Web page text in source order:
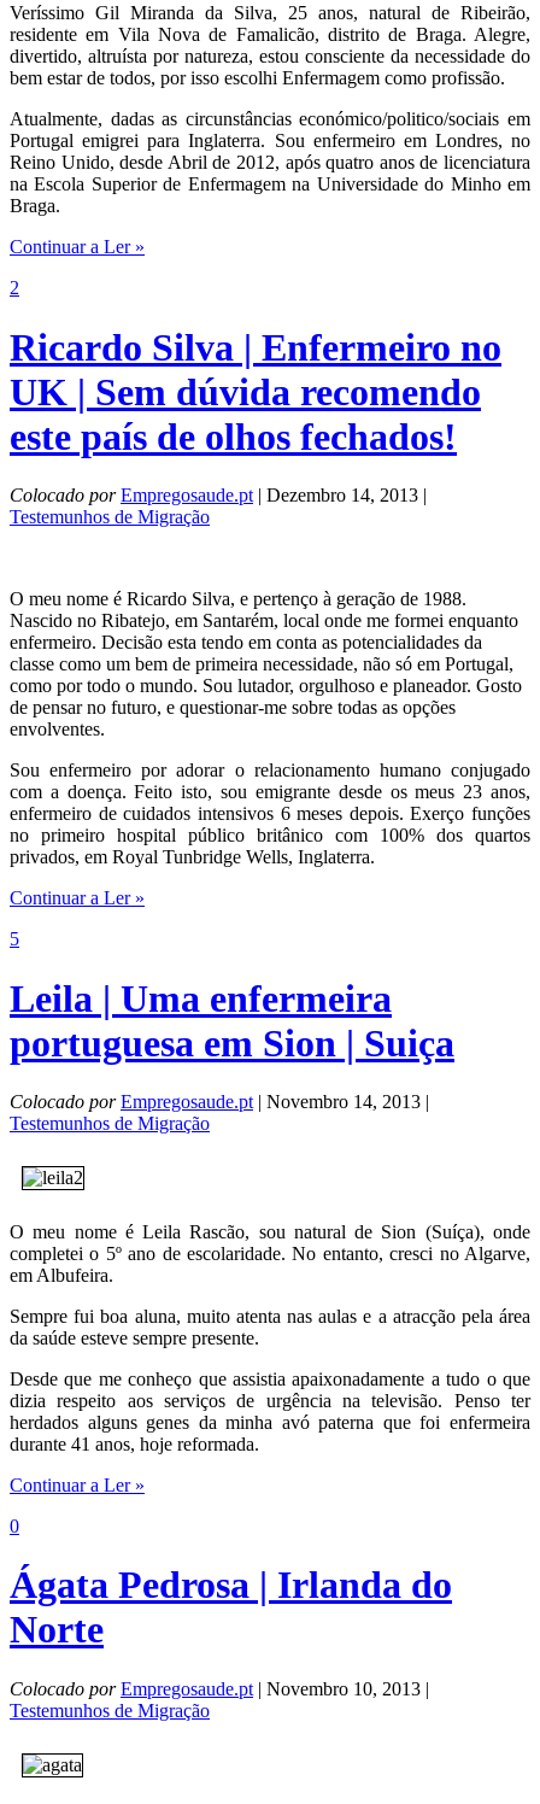
Veríssimo Gil Miranda da Silva, 25 anos, natural de Ribeirão,
residente em Vila Nova de Famalicão, distrito de Braga. Alegre,
divertido, altruísta por natureza, estou consciente da necessidade do
bem estar de todos, por isso escolhi Enfermagem como profissão.
Atualmente, dadas as circunstâncias económico/politico/sociais em
Portugal emigrei para Inglaterra. Sou enfermeiro em Londres, no
Reino Unido, desde Abril de 2012, após quatro anos de licenciatura
na Escola Superior de Enfermagem na Universidade do Minho em
Braga.
Continuar a Ler »
2
Ricardo Silva | Enfermeiro no
UK | Sem dúvida recomendo
este país de olhos fechados!
Colocado por Empregosaude.pt | Dezembro 14, 2013 |
Testemunhos de Migração
O meu nome é Ricardo Silva, e pertenço à geração de 1988.
Nascido no Ribatejo, em Santarém, local onde me formei enquanto
enfermeiro. Decisão esta tendo em conta as potencialidades da
classe como um bem de primeira necessidade, não só em Portugal,
como por todo o mundo. Sou lutador, orgulhoso e planeador. Gosto
de pensar no futuro, e questionar-me sobre todas as opções
envolventes.
Sou enfermeiro por adorar o relacionamento humano conjugado
com a doença. Feito isto, sou emigrante desde os meus 23 anos,
enfermeiro de cuidados intensivos 6 meses depois. Exerço funções
no primeiro hospital público britânico com 100% dos quartos
privados, em Royal Tunbridge Wells, Inglaterra.
Continuar a Ler »
5
Leila | Uma enfermeira
portuguesa em Sion | Suiça
Colocado por Empregosaude.pt | Novembro 14, 2013 |
Testemunhos de Migração
O meu nome é Leila Rascão, sou natural de Sion (Suíça), onde
completei o 5º ano de escolaridade. No entanto, cresci no Algarve,
em Albufeira.
Sempre fui boa aluna, muito atenta nas aulas e a atracção pela área
da saúde esteve sempre presente.
Desde que me conheço que assistia apaixonadamente a tudo o que
dizia respeito aos serviços de urgência na televisão. Penso ter
herdados alguns genes da minha avó paterna que foi enfermeira
durante 41 anos, hoje reformada.
Continuar a Ler »
0
Ágata Pedrosa | Irlanda do
Norte
Colocado por Empregosaude.pt | Novembro 10, 2013 |
Testemunhos de Migração